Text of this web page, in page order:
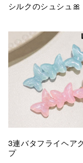
シルクのシュシュ🎀
3連バタフライヘア
プ